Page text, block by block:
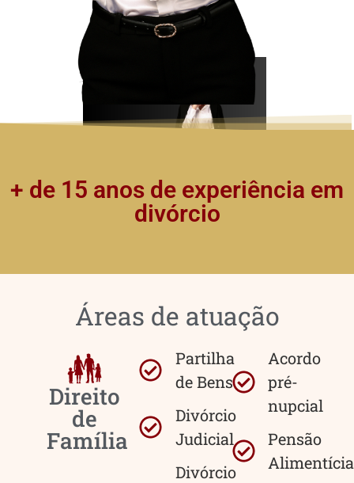
+ de 15 anos de experiência em
divórcio
Áreas de atuação
Direito
de
Família
Partilha
de Bens
Divórcio
Judicial
Divórcio
Acordo
pré-
nupcial
Pensão
Alimentícia